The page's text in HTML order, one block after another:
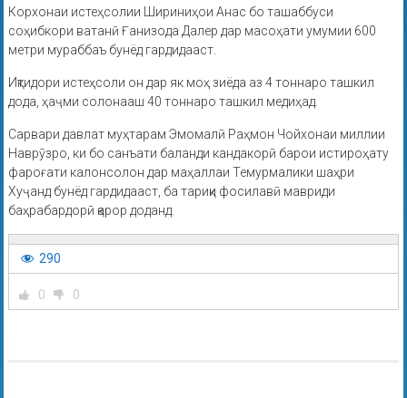
Корхонаи истеҳсолии Шириниҳои Анас бо ташаббуси
соҳибкори ватанӣ Ғанизода Далер дар масоҳати умумии 600
метри мураббаъ бунёд гардидааст.
Иқтидори истеҳсоли он дар як моҳ зиёда аз 4 тоннаро ташкил
дода, ҳаҷми солонааш 40 тоннаро ташкил медиҳад.
Сарвари давлат муҳтарам Эмомалӣ Раҳмон Чойхонаи миллии
Наврӯзро, ки бо санъати баланди кандакорӣ барои истироҳату
фароғати калонсолон дар маҳаллаи Темурмалики шаҳри
Хуҷанд бунёд гардидааст, ба тариқи фосилавӣ мавриди
баҳрабардорӣ қарор доданд.
290
0 0